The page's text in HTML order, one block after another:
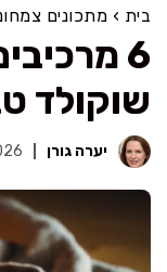
בית › מתכונים
6
שוקולד
יערה גורן